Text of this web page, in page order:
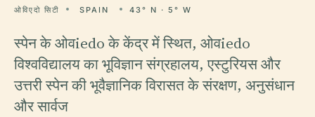
ओविएदो सिटी SPAIN 43° N · 5° W
स्पेन के ओवiedo के केंद्र में स्थित, ओवiedo
विश्वविद्यालय का भूविज्ञान संग्रहालय, एस्टुरियस और
उत्तरी स्पेन की भूवैज्ञानिक विरासत के संरक्षण, अनुसंधान
और सार्वज